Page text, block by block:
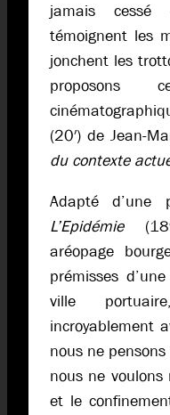
jamais
témoignent les
jonchent les
proposons
(20′) de Jean-
du contexte
Adapté d’une
L’Epidémie
aréopage
prémisses
ville
incroyablement
nous ne
nous ne
et le